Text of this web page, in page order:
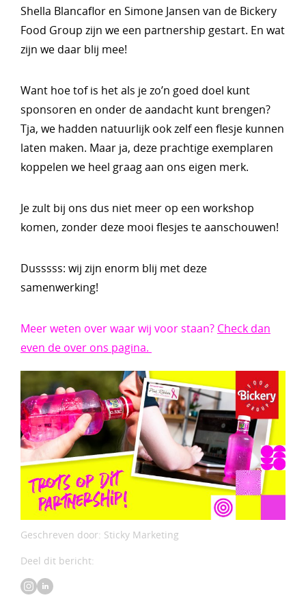
Shella Blancaflor en Simone Jansen van de Bickery
Food Group zijn we een partnership gestart. En wat
zijn we daar blij mee!
Want hoe tof is het als je zo’n goed doel kunt
sponsoren en onder de aandacht kunt brengen?
Tja, we hadden natuurlijk ook zelf een flesje kunnen
laten maken. Maar ja, deze prachtige exemplaren
koppelen we heel graag aan ons eigen merk.
Je zult bij ons dus niet meer op een workshop
komen, zonder deze mooi flesjes te aanschouwen!
Dusssss: wij zijn enorm blij met deze
samenwerking!
Meer weten over waar wij voor staan? Check dan
even de over ons pagina.
Geschreven door: Sticky Marketing
Deel dit bericht: